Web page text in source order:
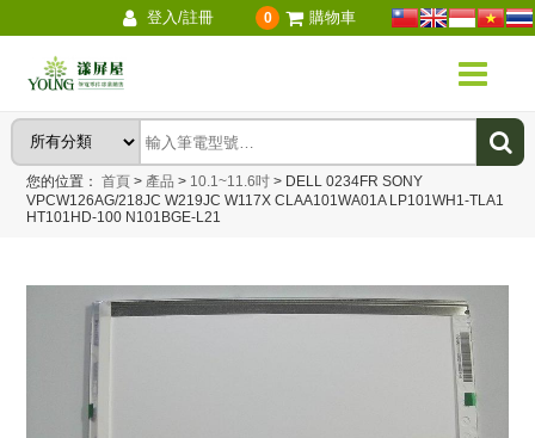
登入/註冊 0 購物車
您的位置：首頁 > 產品 > 10.1~11.6吋 > DELL 0234FR SONY
VPCW126AG/218JC W219JC W117X CLAA101WA01A LP101WH1-TLA1
HT101HD-100 N101BGE-L21